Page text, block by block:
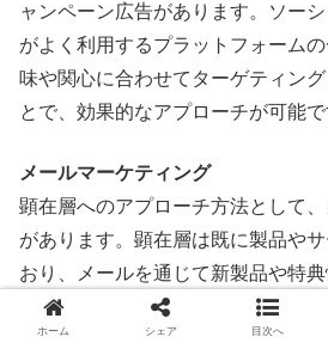
ャンペーン広告があります。ソー
がよく利用するプラットフォーム
味や関心に合わせてターゲティン
とで、効果的なアプローチが可能で
メールマーケティング
顕在層へのアプローチ方法として
があります。顕在層は既に製品や
おり、メールを通じて新製品や特
とで、購買を促進することができ
れたメールマーケティングを行う
ホーム シェア 目次へ